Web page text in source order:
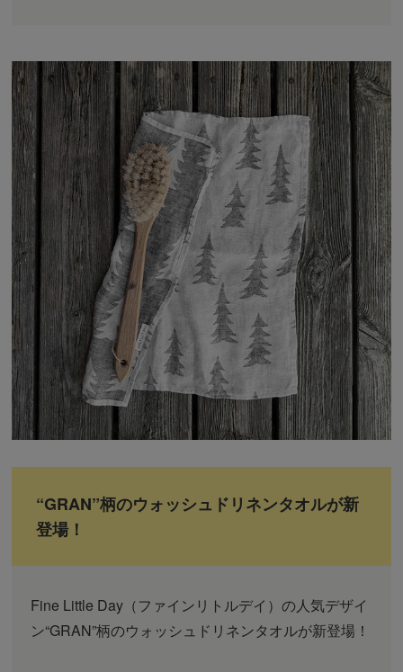
“GRAN”柄のウォッシュドリネンタオルが新
登場！
Fine Little Day（ファインリトルデイ）の人気デザイ
ン“GRAN”柄のウォッシュドリネンタオルが新登場！